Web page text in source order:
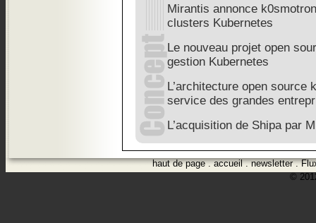
Mirantis annonce
clusters Kubernetes
Le nouveau projet open
gestion Kubernetes
L’architecture open source
service des grandes
L’acquisition de Shipa par
haut de page.accueil.newsletter.
©